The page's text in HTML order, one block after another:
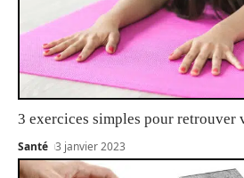
3 exercices simples pour retrouver
Santé 3 janvier 2023